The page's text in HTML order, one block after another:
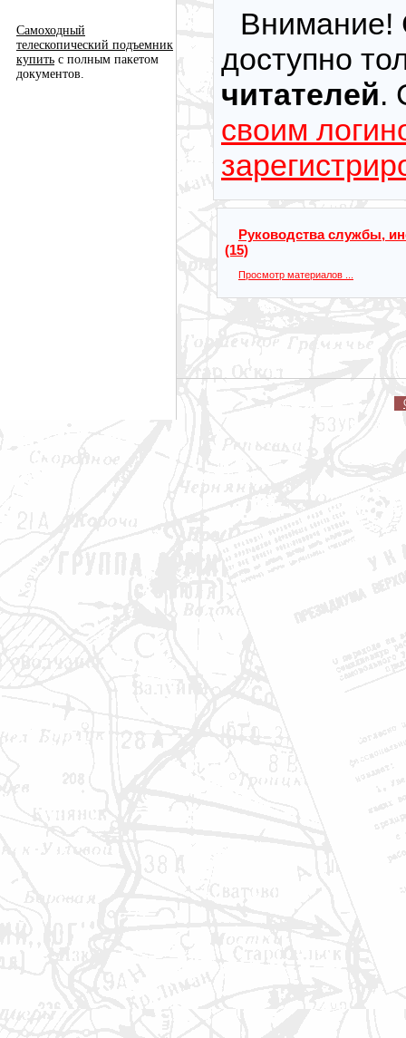
Самоходный
телескопический подъемник
купить с полным пакетом
документов.
Внимание!
доступно
читателей.
своим
Руководства службы,
(15)
Просмотр материалов ...